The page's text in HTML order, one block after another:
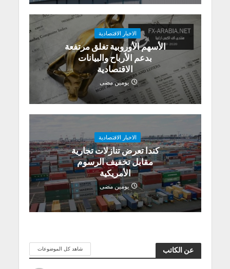
الاخبار الاقتصادية
الأسهم الأوروبية تغلق مرتفعة
بدعم الأرباح والبيانات
الاقتصادية
يومين مضى
الاخبار الاقتصادية
كندا تعرض تنازلات تجارية
مقابل تخفيف الرسوم
الأمريكية
يومين مضى
عن الكاتب شاهد كل الموضوعات